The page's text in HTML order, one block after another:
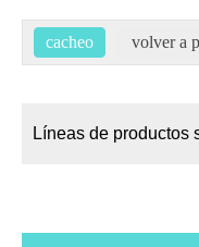
Líneas de productos